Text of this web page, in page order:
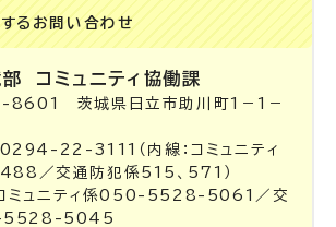
る お問い合わせ
部 コミュニティ協働課
8601 茨城県日立市助川町1－1－
0294-22-3111（内線：コミュニティ
／交通防犯係515、571）
コミュニティ係050-5528-5061／交
5528-5045